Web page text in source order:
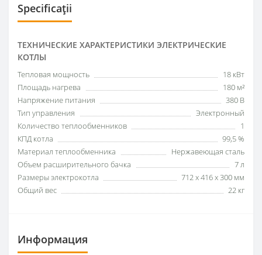
Specificații
ТЕХНИЧЕСКИЕ ХАРАКТЕРИСТИКИ ЭЛЕКТРИЧЕСКИЕ
КОТЛЫ
Тепловая мощность
18 кВт
Площадь нагрева
180 м²
Напряжение питания
380 В
Тип управления
Электронный
Количество теплообменников
1
КПД котла
99,5 %
Материал теплообменника
Нержавеющая сталь
Объем расширительного бачка
7 л
Размеры электрокотла
712 x 416 x 300 мм
Общий вес
22 кг
Информация